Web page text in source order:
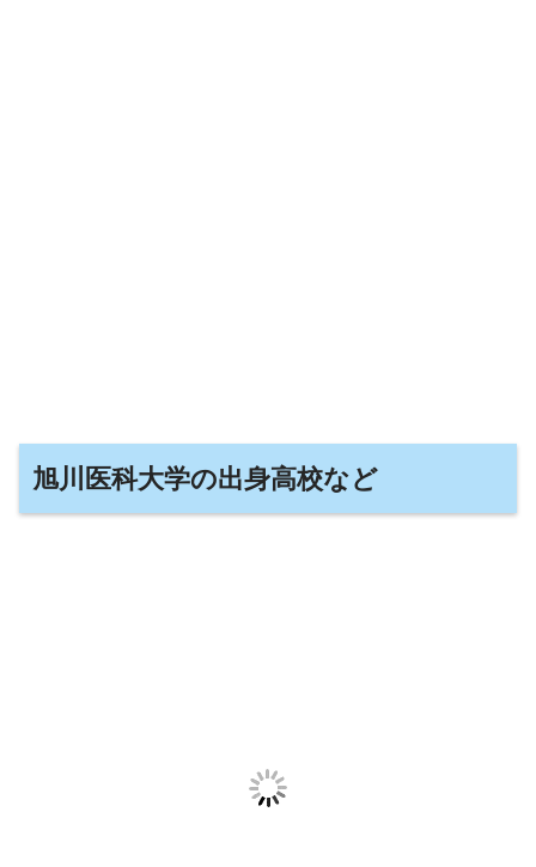
旭川医科大学の出身高校など